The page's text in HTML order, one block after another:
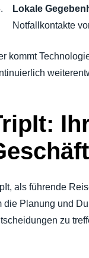
Lokale
Notfallkontakte
kommt
als führende
die Planung und
zu